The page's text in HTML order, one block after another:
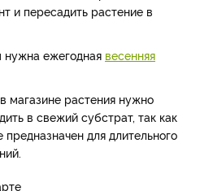
и пересадить растение в
ежегодная весенняя
магазине растения нужно
в свежий субстрат, так как
предназначен для длительного